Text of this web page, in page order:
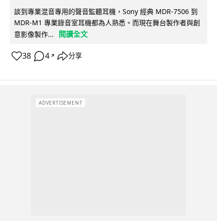
談到專業混音專用的聲音監聽耳機，Sony 經典 MDR-7506 到
MDR-M1 專業錄音室耳機都為人熟悉。而現在舞台製作者與創
意影像製作...
閱讀全文
38 4 ↗ 分享
ADVERTISEMENT